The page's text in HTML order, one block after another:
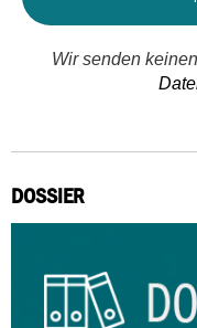
Wir senden
DOSSIER